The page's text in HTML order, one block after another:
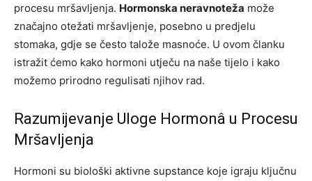
procesu mršavljenja. Hormonska neravnoteža može
značajno otežati mršavljenje, posebno u predjelu
stomaka, gdje se često talože masnoće. U ovom članku
istražit ćemo kako hormoni utječu na naše tijelo i kako
možemo prirodno regulisati njihov rad.
Razumijevanje Uloge Hormonâ u Procesu
Mršavljenja
Hormoni su biološki aktivne supstance koje igraju ključnu